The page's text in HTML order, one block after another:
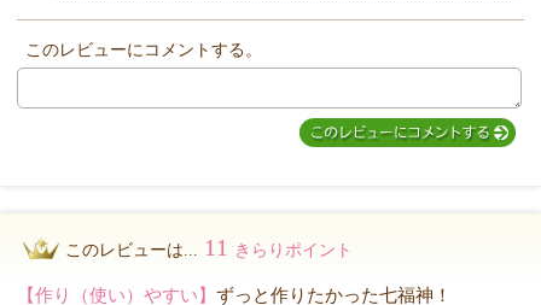
MIYUKI先生からのコメント
このレビューにコメントする。
このレビューは... 11 きらりポイント
【作り（使い）やすい】 ずっと作りたかった七福神！